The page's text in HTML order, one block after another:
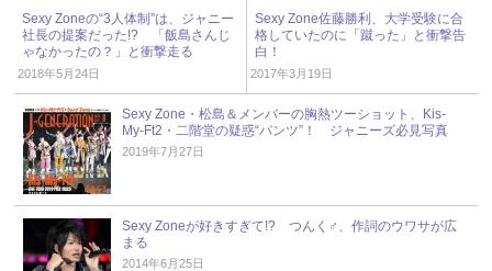
Sexy Zoneの“3人体制”は、ジャニー
社長の提案だった!? 「飯島さんじ
ゃなかったの？」と衝撃走る
2018年5月24日
Sexy Zone佐藤勝利、大学受験に合
格していたのに「蹴った」と衝撃告
白！
2017年3月19日
Sexy Zone・松島＆メンバーの胸熱ツーショット、Kis-
My-Ft2・二階堂の疑惑“パンツ”！ ジャニーズ必見写真
2019年7月27日
Sexy Zoneが好きすぎて!? つんく♂、作詞のウワサが広
まる
2014年6月25日